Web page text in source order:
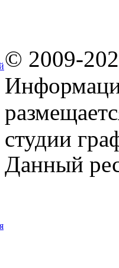
© 2009-
студии
Данный